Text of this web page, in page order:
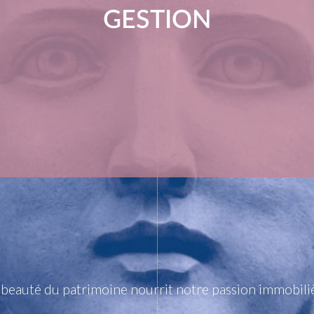
GESTION
beauté du patrimoine nourrit notre passion